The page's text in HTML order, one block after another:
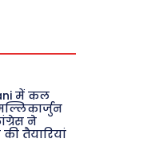
में कल
ने
तैयारियां